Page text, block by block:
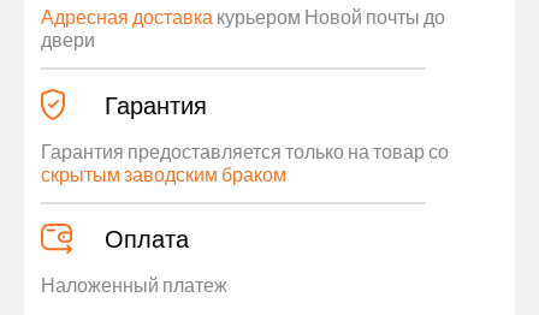
Адресная доставка курьером Новой почты до
двери
Гарантия
Гарантия предоставляется только на товар со
скрытым заводским браком
Оплата
Наложенный платеж